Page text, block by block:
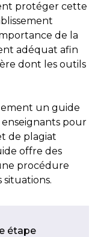
protéger cette
de la
adéquat afin
dont les outils
un guide
pour
de plagiat
offre des
procédure
étape